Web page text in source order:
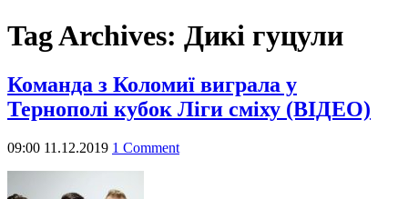
Tag Archives: Дикі гуцули
Команда з Коломиї виграла у
Тернополі кубок Ліги сміху (ВІДЕО)
09:00 11.12.2019 1 Comment